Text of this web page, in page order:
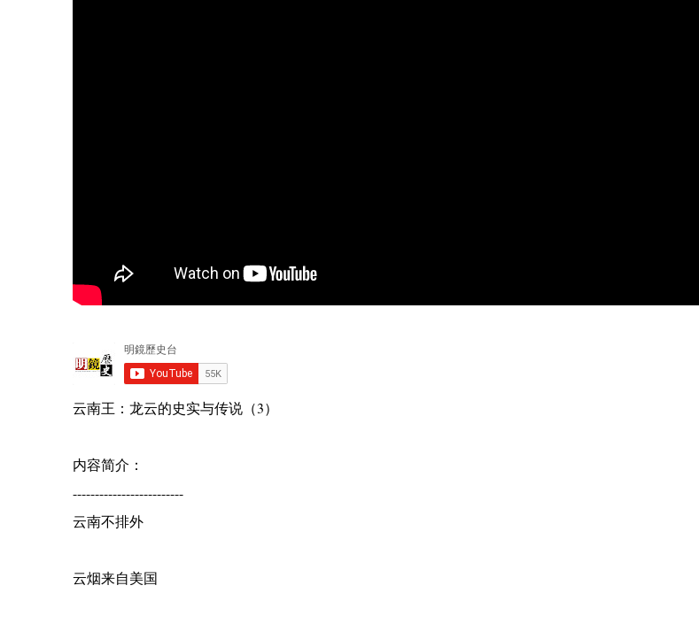
云南王：龙云的史实与传说（3）
内容简介：
-------------------------
云南不排外
云烟来自美国